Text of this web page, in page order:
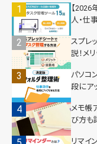
【
人・仕
スプレ
説！メ
パソコ
段にア
メモ帳
び方も
リマイ